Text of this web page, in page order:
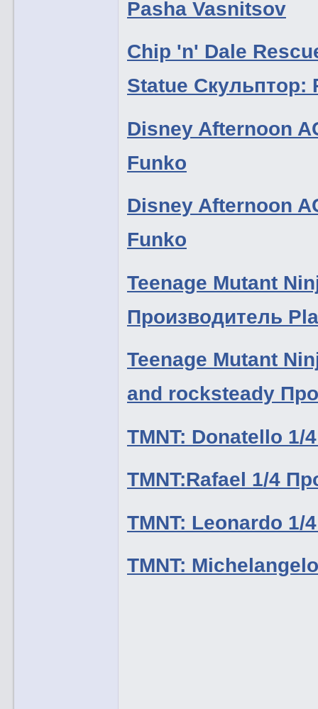
Pasha Vasnitsov
Chip 'n' Dale
Statue Скульптор:
Disney Afternoon
Funko
Disney Afternoon
Funko
Teenage Mutant
Производитель
Teenage Mutant
and rocksteady
TMNT: Donatello 1/
TMNT:Rafael 1/4
TMNT: Leonardo 1/
TMNT: